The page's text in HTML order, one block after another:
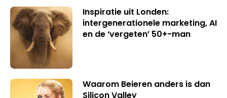
Inspiratie uit Londen:
intergenerationele marketing, AI
en de ‘vergeten’ 50+-man
Waarom Beieren anders is dan
Silicon Valley